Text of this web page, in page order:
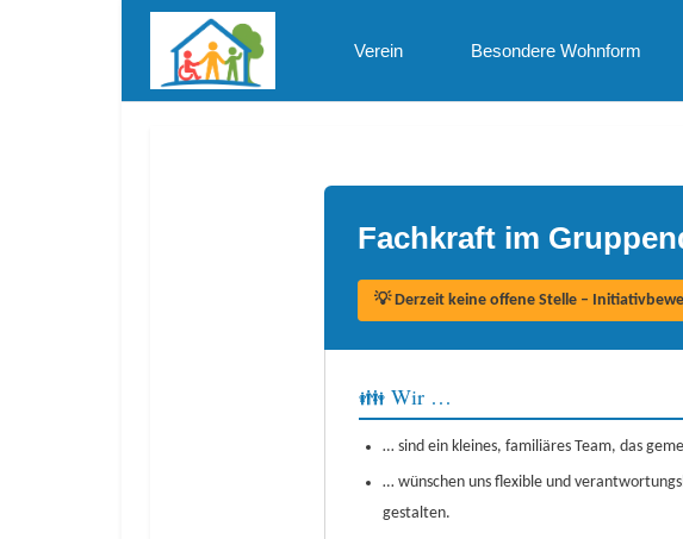
Verein Besondere Wohnform
Fachkraft im
💡 Derzeit keine offene Stelle –
👪 Wir …
… sind ein kleines, familiäres Team, das
… wünschen uns flexible und
gestalten.